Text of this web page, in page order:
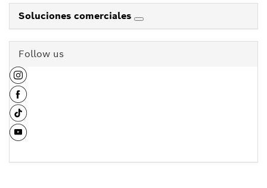
Soluciones comerciales
Follow us